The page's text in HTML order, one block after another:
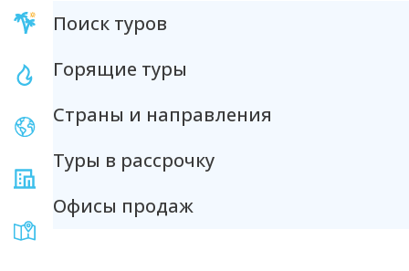
Поиск туров
Горящие туры
Страны и направления
Туры в рассрочку
Офисы продаж